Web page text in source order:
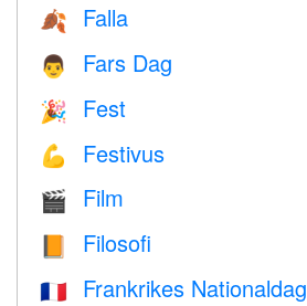
🍂 Falla
👨 Fars Dag
🎉 Fest
💪 Festivus
🎬 Film
📙 Filosofi
🇫🇷 Frankrikes Nationaldag